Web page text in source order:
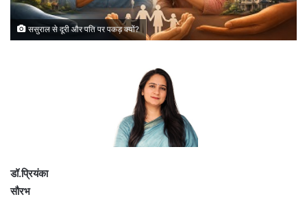
ससुराल से दूरी और पति पर पकड़ क्यों?
डॉ.प्रियंका
सौरभ